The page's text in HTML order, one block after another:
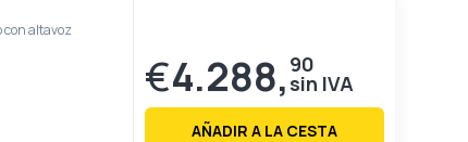
con altavoz
€4.288, 90
AÑADIR A LA CESTA